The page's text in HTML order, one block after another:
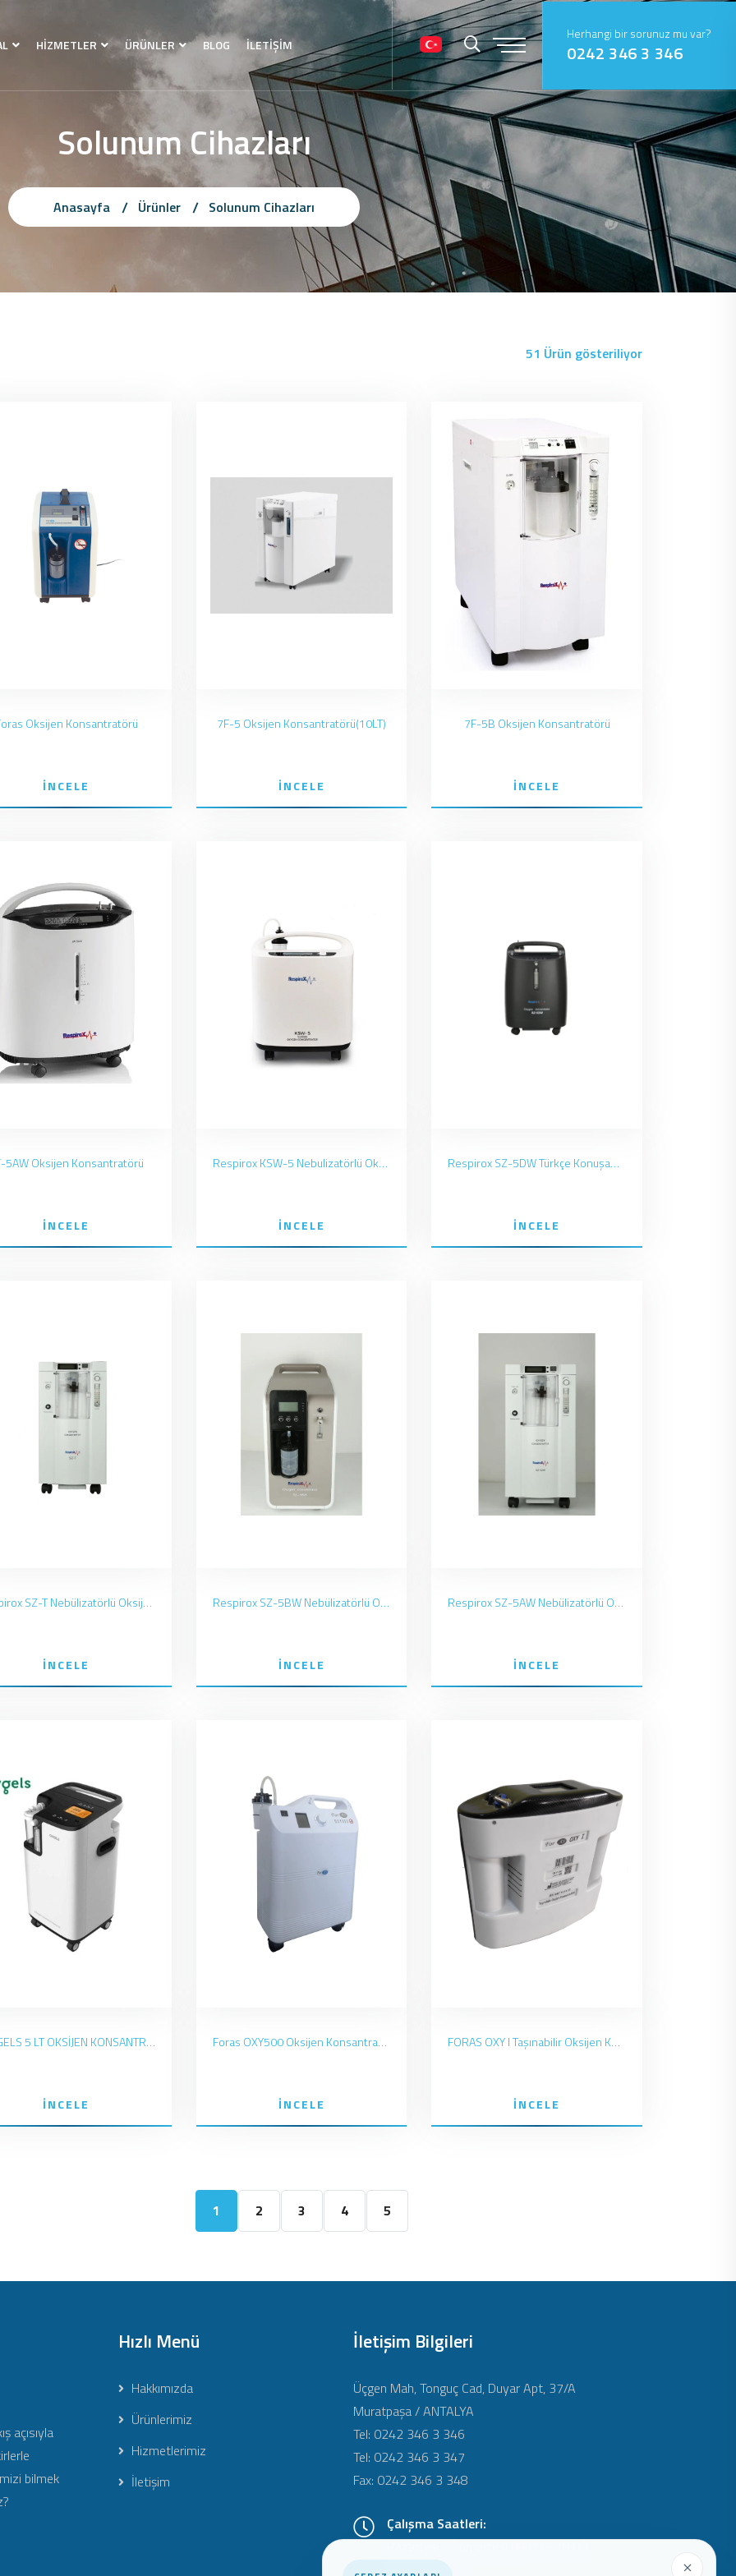
HİZMETLER ÜRÜNLER BLOG İLETİŞİM
Herhangi bir sorunuz mu var?
0242 346 3 346
Solunum Cihazları
Anasayfa Ürünler Solunum Cihazları
51 Ürün gösteriliyor
Oksijen Konsantratörü
İNCELE
7F-5 Oksijen Konsantratörü(10LT)
İNCELE
7F-5B Oksijen Konsantratörü
İNCELE
5AW Oksijen Konsantratörü
İNCELE
Respirox KSW-5 Nebulizatörlü Oksijen Konsantratörü
İNCELE
Respirox SZ-5DW Türkçe Konuşan Nebülizatörlü Oksijen Konsantratörü
İNCELE
Respirox SZ-T Nebülizatörlü Oksijen Konsantratörü 10LT
İNCELE
Respirox SZ-5BW Nebülizatörlü Oksijen Konsantratörü
İNCELE
Respirox SZ-5AW Nebülizatörlü Oksijen Konsantratörü
İNCELE
OWGELS 5 LT OKSİJEN KONSANTRATÖRÜ
İNCELE
Foras OXY500 Oksijen Konsantratörü
İNCELE
FORAS OXY I Taşınabilir Oksijen Konsantratörü
İNCELE
1 2 3 4 5
açısıyla
bilmek
Hızlı Menü
Hakkımızda
Ürünlerimiz
Hizmetlerimiz
İletişim
İletişim Bilgileri
Üçgen Mah, Tonguç Cad, Duyar Apt, 37/A
Muratpaşa / ANTALYA
Tel: 0242 346 3 346
Tel: 0242 346 3 347
Fax: 0242 346 3 348
Çalışma Saatleri:
Pazar: Kapalı